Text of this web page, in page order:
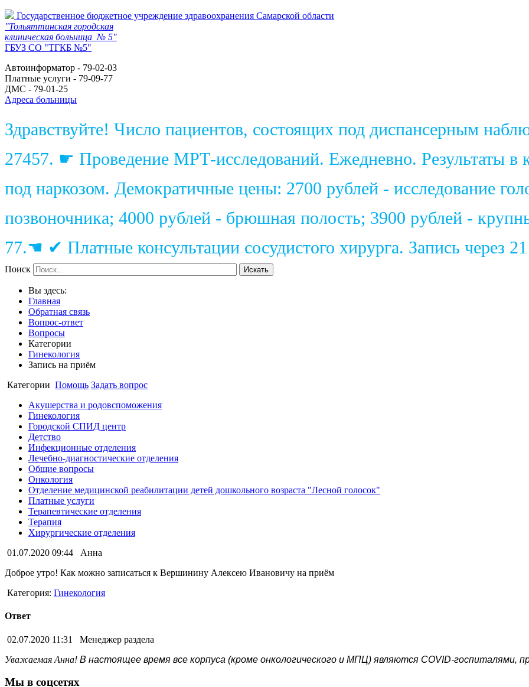
Государственное бюджетное учреждение здравоохранения Самарской области
"Тольяттинская городская
клиническая больница № 5"
ГБУЗ СО "ТГКБ №5"
Автоинформатор - 79-02-03
Платные услуги - 79-09-77
ДМС - 79-01-25
Адреса больницы
Здравствуйте! Число пациентов, состоящих под диспансерным
27457. ☛ Проведение МРТ-исследований. Ежедневно. Результаты в
под наркозом. Демократичные цены: 2700 рублей - исследование
позвоночника; 4000 рублей - брюшная полость; 3900 рублей -
77.☚ ✔ Платные консультации сосудистого хирурга. Запись через
Поиск Искать
Вы здесь:
Главная
Обратная связь
Вопрос-ответ
Вопросы
Категории
Гинекология
Запись на приём
Категории Помощь Задать вопрос
Акушерства и родовспоможения
Гинекология
Городской СПИД центр
Детство
Инфекционные отделения
Лечебно-диагностические отделения
Общие вопросы
Онкология
Отделение медицинской реабилитации детей дошкольного возраста "Лесной голосок"
Платные услуги
Терапевтические отделения
Терапия
Хирургические отделения
01.07.2020 09:44
Анна
Доброе утро! Как можно записаться к Вершинину Алексею Ивановичу на приём
Категория: Гинекология
Ответ
02.07.2020 11:31
Менеджер раздела
Уважаемая Анна! В настоящее время все корпуса (кроме онкологического и МПЦ) являются COVID-госпиталями,
Мы в соцсетях